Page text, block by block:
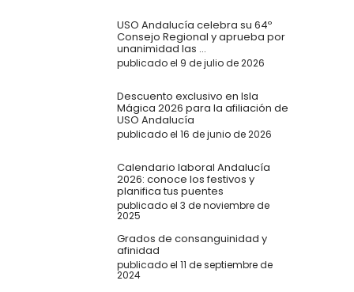
USO Andalucía celebra su 64º
Consejo Regional y aprueba por
unanimidad las ...
publicado el 9 de julio de 2026
Descuento exclusivo en Isla
Mágica 2026 para la afiliación de
USO Andalucía
publicado el 16 de junio de 2026
Calendario laboral Andalucía
2026: conoce los festivos y
planifica tus puentes
publicado el 3 de noviembre de
2025
Grados de consanguinidad y
afinidad
publicado el 11 de septiembre de
2024